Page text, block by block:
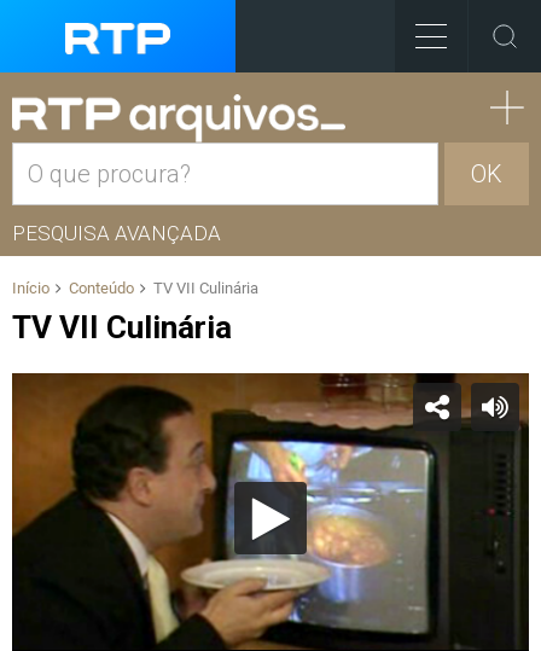
OK
PESQUISA AVANÇADA
Início Conteúdo TV VII Culinária
TV VII Culinária